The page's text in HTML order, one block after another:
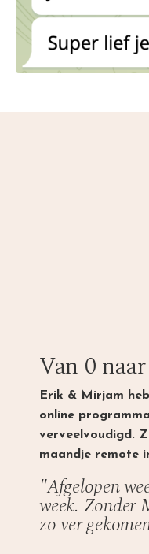
Van 0
Erik & Mirjam
online
verveelvoudigd.
maandje remote
"Afgelopen
week. Zonder
zo ver